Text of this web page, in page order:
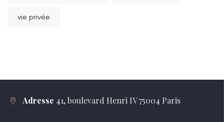
vie privée
Adresse 41, boulevard Henri IV 75004 Paris